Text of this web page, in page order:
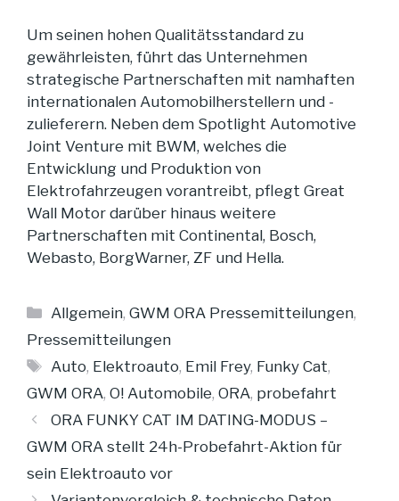
Um seinen hohen Qualitätsstandard zu
gewährleisten, führt das Unternehmen
strategische Partnerschaften mit namhaften
internationalen Automobilherstellern und -
zulieferern. Neben dem Spotlight Automotive
Joint Venture mit BWM, welches die
Entwicklung und Produktion von
Elektrofahrzeugen vorantreibt, pflegt Great
Wall Motor darüber hinaus weitere
Partnerschaften mit Continental, Bosch,
Webasto, BorgWarner, ZF und Hella.
Kategorien
Allgemein,GWM ORA Pressemitteilungen,
Pressemitteilungen
Schlagwörter
Auto, Elektroauto, Emil Frey, Funky Cat,
GWM ORA, O! Automobile, ORA, probefahrt
ORA FUNKY CAT IM DATING-MODUS –
GWM ORA stellt 24h-Probefahrt-Aktion für
sein Elektroauto vor